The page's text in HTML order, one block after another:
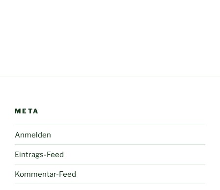
META
Anmelden
Eintrags-Feed
Kommentar-Feed